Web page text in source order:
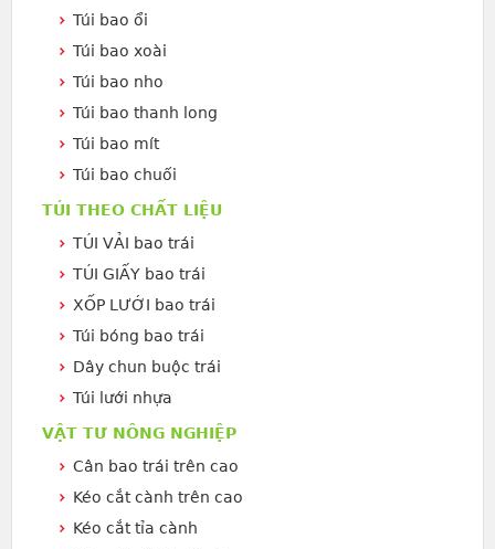
Túi bao ổi
Túi bao xoài
Túi bao nho
Túi bao thanh long
Túi bao mít
Túi bao chuối
TÚI THEO CHẤT LIỆU
TÚI VẢI bao trái
TÚI GIẤY bao trái
XỐP LƯỚI bao trái
Túi bóng bao trái
Dây chun buộc trái
Túi lưới nhựa
VẬT TƯ NÔNG NGHIỆP
Cân bao trái trên cao
Kéo cắt cành trên cao
Kéo cắt tỉa cành